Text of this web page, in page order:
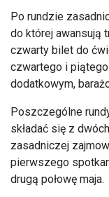
Po rundzie
do której awansują
czwarty bilet do
czwartego i
dodatkowym,
Poszczególne
składać się z
zasadniczej
pierwszego
drugą połowę maja.